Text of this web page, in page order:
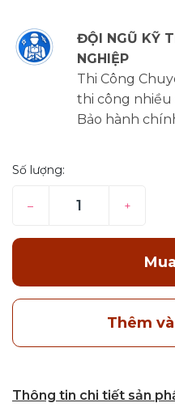
ĐỘI NGŨ KỸ
NGHIỆP
Thi Công
thi công nhiều
Bảo hành
Số lượng:
– +
Thêm
Thông tin chi tiết sản